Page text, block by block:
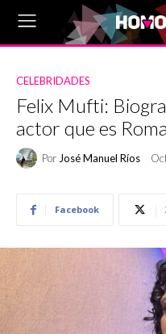
CELEBRIDADES
Felix Mufti:
actor que es
Por José Manuel Ríos
Facebook